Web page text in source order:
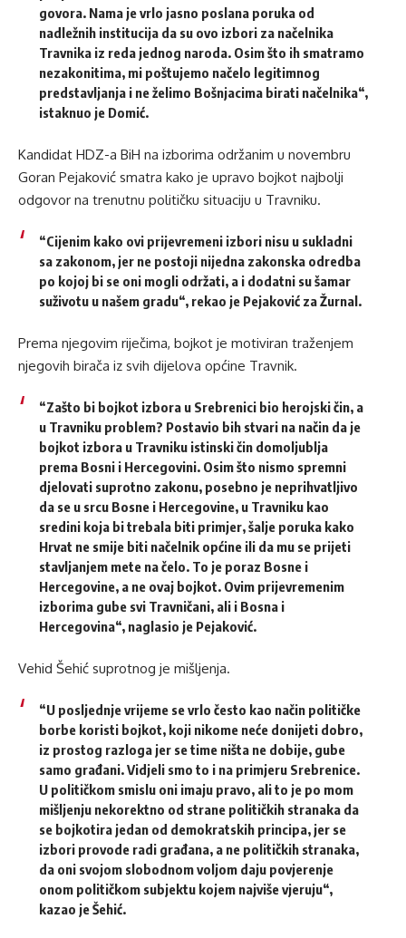
govora. Nama je vrlo jasno poslana poruka od
nadležnih institucija da su ovo izbori za načelnika
Travnika iz reda jednog naroda. Osim što ih smatramo
nezakonitima, mi poštujemo načelo legitimnog
predstavljanja i ne želimo Bošnjacima birati načelnika“,
istaknuo je Domić.
Kandidat HDZ-a BiH na izborima održanim u novembru
Goran Pejaković smatra kako je upravo bojkot najbolji
odgovor na trenutnu političku situaciju u Travniku.
“Cijenim kako ovi prijevremeni izbori nisu u sukladni
sa zakonom, jer ne postoji nijedna zakonska odredba
po kojoj bi se oni mogli održati, a i dodatni su šamar
suživotu u našem gradu“, rekao je Pejaković za Žurnal.
Prema njegovim riječima, bojkot je motiviran traženjem
njegovih birača iz svih dijelova općine Travnik.
“Zašto bi bojkot izbora u Srebrenici bio herojski čin, a
u Travniku problem? Postavio bih stvari na način da je
bojkot izbora u Travniku istinski čin domoljublja
prema Bosni i Hercegovini. Osim što nismo spremni
djelovati suprotno zakonu, posebno je neprihvatljivo
da se u srcu Bosne i Hercegovine, u Travniku kao
sredini koja bi trebala biti primjer, šalje poruka kako
Hrvat ne smije biti načelnik općine ili da mu se prijeti
stavljanjem mete na čelo. To je poraz Bosne i
Hercegovine, a ne ovaj bojkot.Ovim prijevremenim
izborima gube svi Travničani, ali i Bosna i
Hercegovina“, naglasio je Pejaković.
Vehid Šehić suprotnog je mišljenja.
“U posljednje vrijeme se vrlo često kao način političke
borbe koristi bojkot, koji nikome neće donijeti dobro,
iz prostog razloga jer se time ništa ne dobije, gube
samo građani. Vidjeli smo to i na primjeru Srebrenice.
U političkom smislu oni imaju pravo, ali to je po mom
mišljenju nekorektno od strane političkih stranaka da
se bojkotira jedan od demokratskih principa, jer se
izbori provode radi građana, a ne političkih stranaka,
da oni svojom slobodnom voljom daju povjerenje
onom političkom subjektu kojem najviše vjeruju“,
kazao je Šehić.